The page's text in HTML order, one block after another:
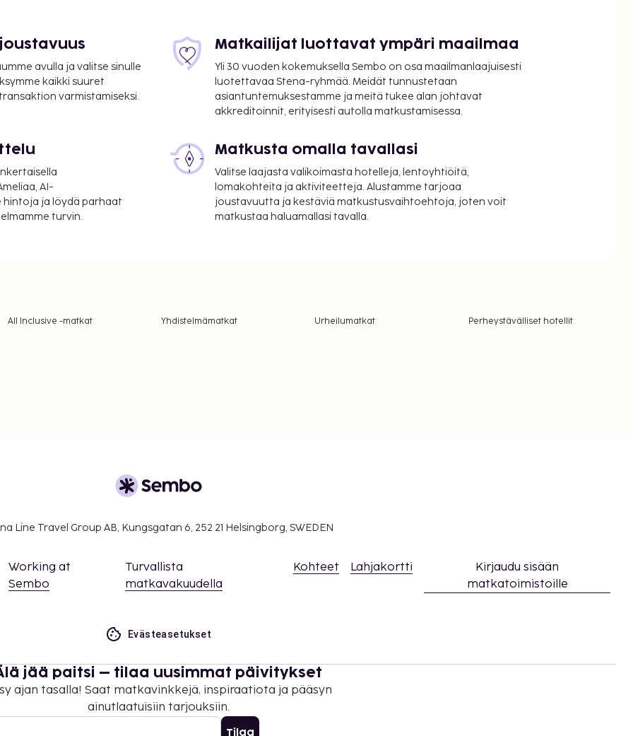
avulla ja valitse sinulle
kaikki suuret
varmistamiseksi.
Matkailijat luottavat ympäri maailmaa
Yli 30 vuoden kokemuksella Sembo on osa maailmanlaajuisesti
luotettavaa Stena-ryhmää. Meidät tunnustetaan
asiantuntemuksestamme ja meitä tukee alan johtavat
akkreditoinnit, erityisesti autolla matkustamisessa.
AI-
ja löydä parhaat
turvin.
Matkusta omalla tavallasi
Valitse laajasta valikoimasta hotelleja, lentoyhtiöitä,
lomakohteita ja aktiviteetteja. Alustamme tarjoaa
joustavuutta ja kestäviä matkustusvaihtoehtoja, joten voit
matkustaa haluamallasi tavalla.
All Inclusive -matkat Yhdistelmämatkat Urheilumatkat
Perheystävälliset hotellit
Line Travel Group AB, Kungsgatan 6, 252 21 Helsingborg, SWEDEN
Working at
Sembo
Turvallista
matkavakuudella
Kohteet Lahjakortti
Kirjaudu sisään
matkatoimistoille
Evästeasetukset
jää paitsi – tilaa uusimmat päivitykset
ajan tasalla! Saat matkavinkkejä, inspiraatiota ja pääsyn
ainutlaatuisiin tarjouksiin.
Tilaa